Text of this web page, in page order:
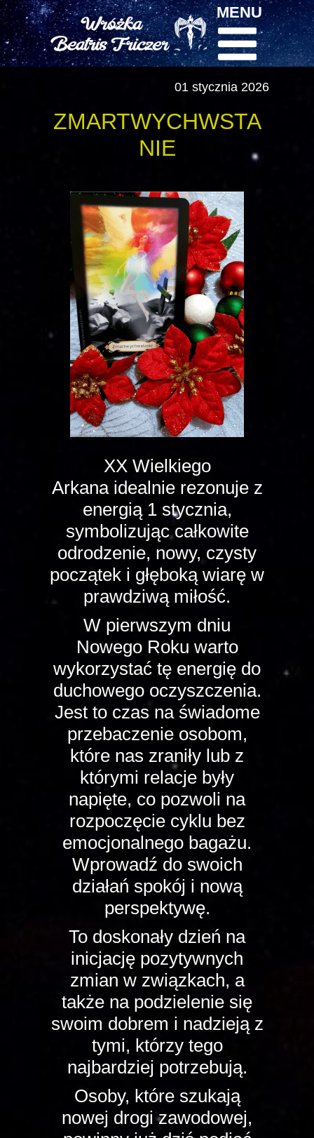
01 stycznia 2026
XX Wielkiego
Arkana idealnie rezonuje z
energią 1 stycznia,
symbolizując całkowite
odrodzenie, nowy, czysty
początek i głęboką wiarę w
prawdziwą miłość.
W pierwszym dniu
Nowego Roku warto
wykorzystać tę energię do
duchowego oczyszczenia.
Jest to czas na świadome
przebaczenie osobom,
które nas zraniły lub z
którymi relacje były
napięte, co pozwoli na
rozpoczęcie cyklu bez
emocjonalnego bagażu.
Wprowadź do swoich
działań spokój i nową
perspektywę.
To doskonały dzień na
inicjację pozytywnych
zmian w związkach, a
także na podzielenie się
swoim dobrem i nadzieją z
tymi, którzy tego
najbardziej potrzebują.
Osoby, które szukają
nowej drogi zawodowej,
ZMARTWYCHWSTA
NIE
MENU